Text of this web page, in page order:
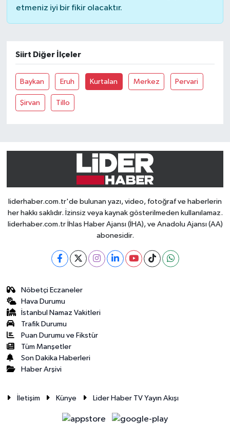
etmeniz iyi bir fikir olacaktır.
Siirt Diğer İlçeler
Baykan Eruh Kurtalan Merkez Pervari
Şirvan Tillo
liderhaber.com.tr'de bulunan yazı, video, fotoğraf ve haberlerin
her hakkı saklıdır. İzinsiz veya kaynak gösterilmeden kullanılamaz.
liderhaber.com.tr İhlas Haber Ajansı (İHA), ve Anadolu Ajansı (AA)
abonesidir.
Nöbetçi Eczaneler
Hava Durumu
İstanbul Namaz Vakitleri
Trafik Durumu
Puan Durumu ve Fikstür
Tüm Manşetler
Son Dakika Haberleri
Haber Arşivi
İletişim Künye Lider Haber TV Yayın Akışı